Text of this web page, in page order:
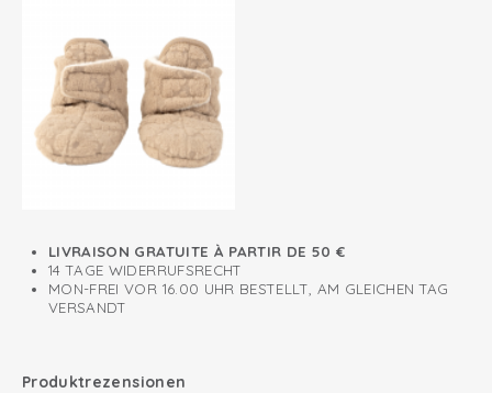
Superweiches Sherpa Fleece
LIVRAISON GRATUITE À PARTIR DE 50 €
14 TAGE WIDERRUFSRECHT
MON-FREI VOR 16.00 UHR BESTELLT, AM GLEICHEN TAG
VERSANDT
Produktrezensionen